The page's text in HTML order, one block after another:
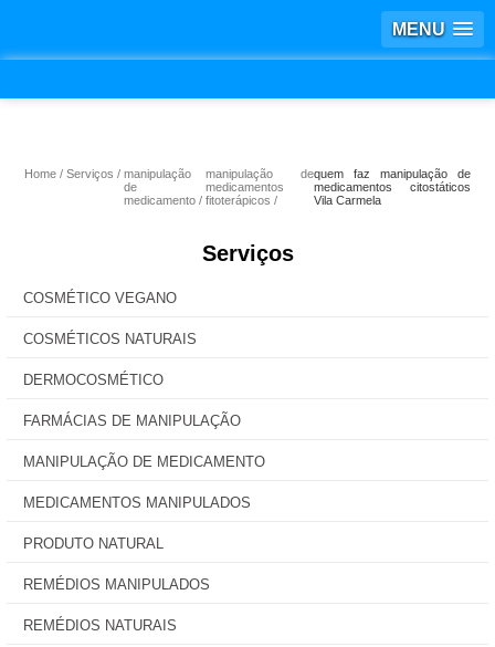
MENU
Home Serviços
manipulação
de
medicamento
manipulação de
medicamentos
fitoterápicos
quem faz manipulação de
medicamentos citostáticos
Vila Carmela
Serviços
COSMÉTICO VEGANO
COSMÉTICOS NATURAIS
DERMOCOSMÉTICO
FARMÁCIAS DE MANIPULAÇÃO
MANIPULAÇÃO DE MEDICAMENTO
MEDICAMENTOS MANIPULADOS
PRODUTO NATURAL
REMÉDIOS MANIPULADOS
REMÉDIOS NATURAIS